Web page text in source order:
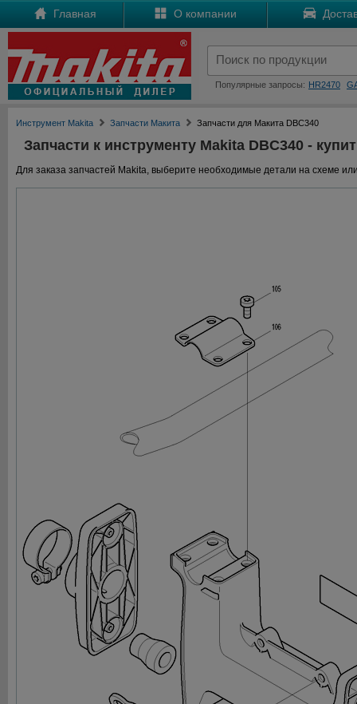
Главная О компании
Популярные запросы: HR2470
Инструмент Makita Запчасти Макита Запчасти для Макита DBC340
Запчасти к инструменту Makita DBC340 -
Для заказа запчастей Makita, выберите необходимые детали на схеме